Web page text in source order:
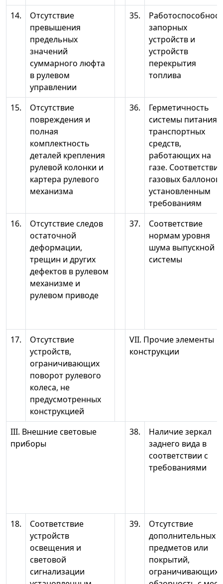
14.
Отсутствие
превышения
предельных
значений
суммарного люфта
в рулевом
управлении
35.
запорных
устройств и
устройств
перекрытия
топлива
15.
Отсутствие
повреждения и
полная
комплектность
деталей крепления
рулевой колонки и
картера рулевого
механизма
36.
Герметичность
системы питания
транспортных
средств,
работающих на
газе. Соответствие
газовых баллонов
установленным
требованиям
16.
Отсутствие следов
остаточной
деформации,
трещин и других
дефектов в рулевом
механизме и
рулевом приводе
37.
Соответствие
нормам уровня
шума выпускной
системы
17.
Отсутствие
устройств,
ограничивающих
поворот рулевого
колеса, не
предусмотренных
конструкцией
VII. Прочие элементы
конструкции
III. Внешние световые
приборы
38.
Наличие зеркал
заднего вида в
соответствии с
требованиями
18.
Соответствие
устройств
освещения и
световой
сигнализации
39.
Отсутствие
дополнительных
предметов или
покрытий,
ограничивающих